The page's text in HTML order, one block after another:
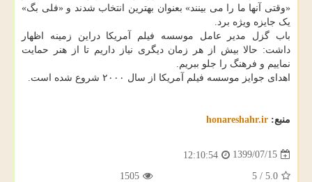
«وقتی آنها ما را می بینند» بعنوان بهترین انتخاب شدند و «فلی بگ»
یک جایزه ویژه برد.
باب گزل مدیر عامل موسسه فیلم آمریکا دراین زمینه اظهار
داشت: حالا بیش از هر زمان دیگری نیاز داریم تا از هنر حمایت
نماییم و فرهنگ را جلو ببریم.
اهدای جوایز موسسه فیلم آمریکا از سال ۲۰۰۰ شروع شده است.
منبع: honareshahr.ir
1399/07/15
12:10:54
5.0
/
5
1505